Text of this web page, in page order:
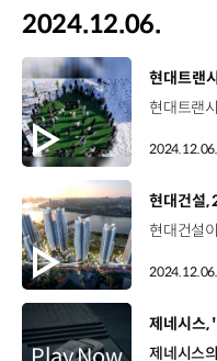
2024.12.06.
[동영상]
현대트랜
2024.12.06.
[동영상]
현대건설,
2024.12.06.
[동영상]